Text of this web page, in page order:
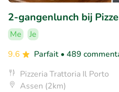
2-gangenlunch bij
Me
Je
9.6
Parfait • 489
Pizzeria Trattoria Il Porto
Assen (2km)